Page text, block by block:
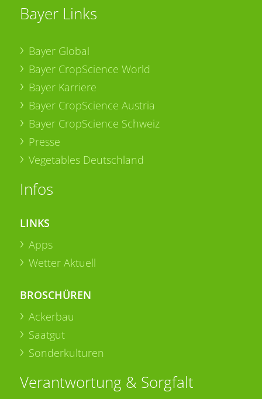
Bayer Links
Bayer Global
Bayer CropScience World
Bayer Karriere
Bayer CropScience Austria
Bayer CropScience Schweiz
Presse
Vegetables Deutschland
Infos
LINKS
Apps
Wetter Aktuell
BROSCHÜREN
Ackerbau
Saatgut
Sonderkulturen
Verantwortung & Sorgfalt